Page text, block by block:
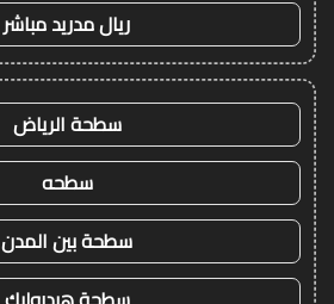
ريال مدريد مباشر
سطحة الرياض
سطحه
سطحة بين المدن